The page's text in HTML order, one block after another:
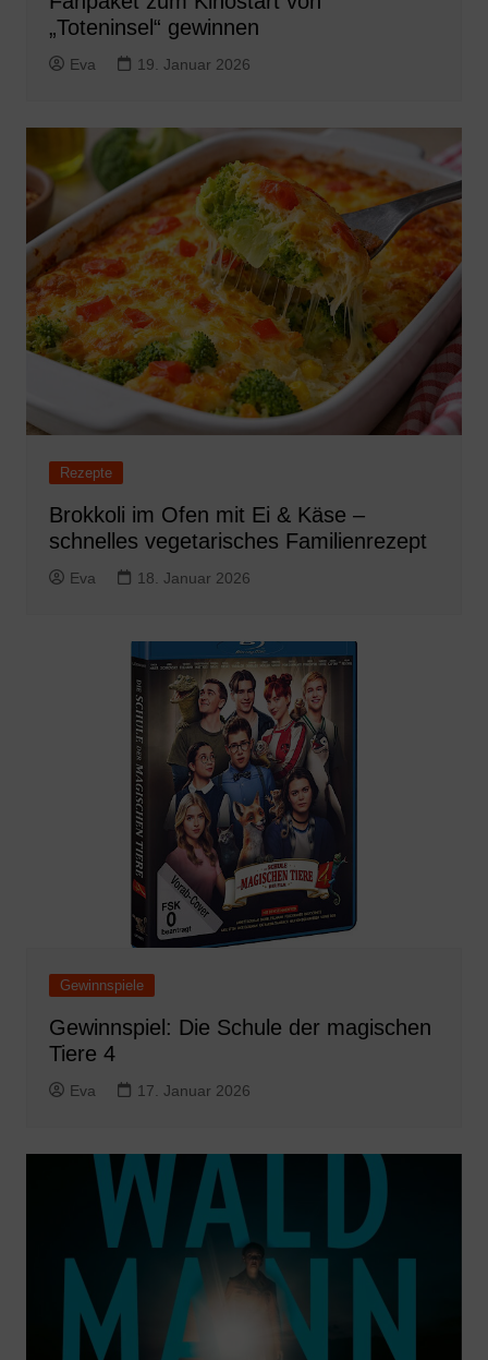
„Toteninsel“ gewinnen
Eva 19. Januar 2026
Rezepte
Brokkoli im Ofen mit Ei & Käse –
schnelles vegetarisches Familienrezept
Eva 18. Januar 2026
Gewinnspiele
Gewinnspiel: Die Schule der magischen
Tiere 4
Eva 17. Januar 2026